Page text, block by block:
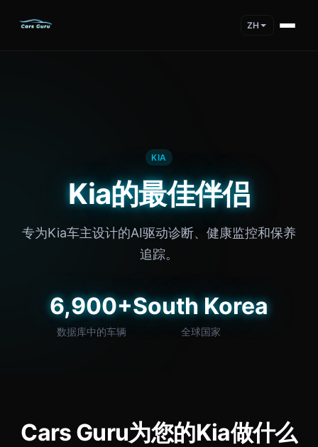
ZH
KIA
Kia的最佳伴侣
专为Kia车主设计的AI驱动诊断、健康监控和保养
追踪。
6,900+
数据库中的车辆
South Korea
全球国家
Cars Guru为您的Kia做什么